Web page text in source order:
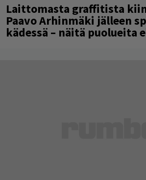
Laittomasta graffitista
Paavo Arhinmäki jälleen
kädessä – näitä puolueita